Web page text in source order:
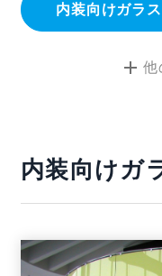
内装向けガラス
他
内装向けガ